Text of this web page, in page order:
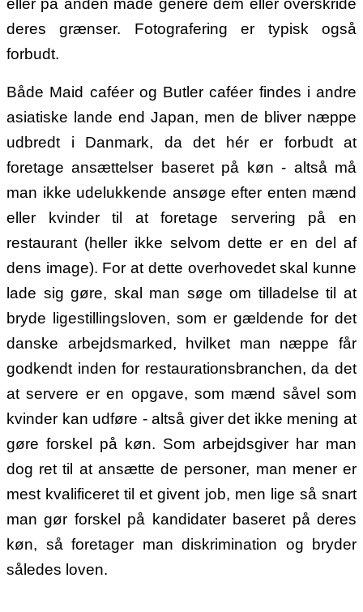
eller på anden måde genere dem eller overskride
deres grænser. Fotografering er typisk også
forbudt.
Både Maid caféer og Butler caféer findes i andre
asiatiske lande end Japan, men de bliver næppe
udbredt i Danmark, da det hér er forbudt at
foretage ansættelser baseret på køn - altså må
man ikke udelukkende ansøge efter enten mænd
eller kvinder til at foretage servering på en
restaurant (heller ikke selvom dette er en del af
dens image). For at dette overhovedet skal kunne
lade sig gøre, skal man søge om tilladelse til at
bryde ligestillingsloven, som er gældende for det
danske arbejdsmarked, hvilket man næppe får
godkendt inden for restaurationsbranchen, da det
at servere er en opgave, som mænd såvel som
kvinder kan udføre - altså giver det ikke mening at
gøre forskel på køn. Som arbejdsgiver har man
dog ret til at ansætte de personer, man mener er
mest kvalificeret til et givent job, men lige så snart
man gør forskel på kandidater baseret på deres
køn, så foretager man diskrimination og bryder
således loven.